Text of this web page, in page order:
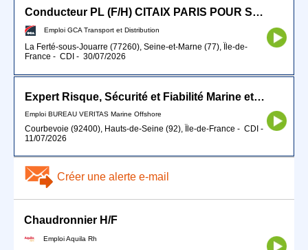
Conducteur PL (F/H) CITAIX PARIS POUR SEPTEMBRE 2026
Emploi GCA Transport et Distribution
La Ferté-sous-Jouarre (77260), Seine-et-Marne (77), Île-de-
France - CDI - 30/07/2026
Expert Risque, Sécurité et Fiabilité Marine et Offshore
Emploi BUREAU VERITAS Marine Offshore
Courbevoie (92400), Hauts-de-Seine (92), Île-de-France - CDI -
11/07/2026
Créer une alerte e-mail
Chaudronnier H/F
Emploi Aquila Rh